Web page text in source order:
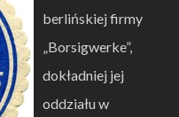
berlińskiej firmy
„Borsigwerke”,
dokładniej jej
oddziału w